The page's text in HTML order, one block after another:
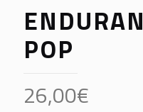
POP
26,00€